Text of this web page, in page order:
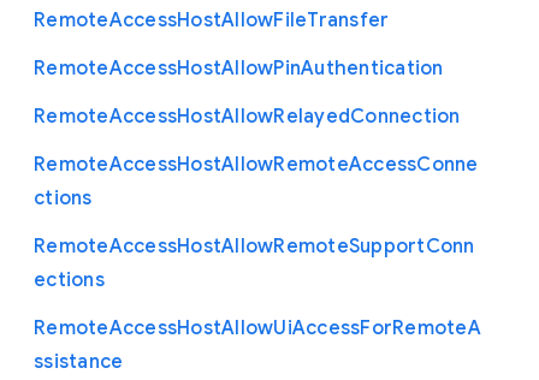
RemoteAccessHostAllowFileTransfer
RemoteAccessHostAllowPinAuthentication
RemoteAccessHostAllowRelayedConnection
RemoteAccessHostAllowRemoteAccessConne
ctions
RemoteAccessHostAllowRemoteSupportConn
ections
RemoteAccessHostAllowUiAccessForRemoteA
ssistance